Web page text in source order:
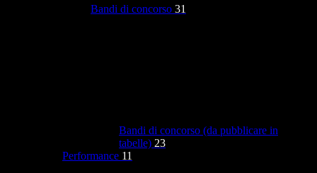
Bandi di concorso 31
Bandi di concorso (da pubblicare in
tabelle) 23
Performance 11